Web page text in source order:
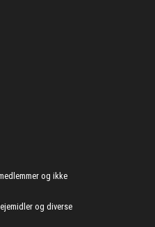
og ikke
og diverse